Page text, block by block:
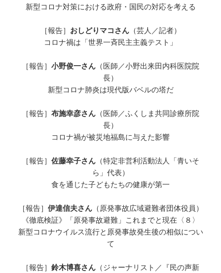
新型コロナ対策における政府・国民の対応を考える
［報告］ おしどりマコさん（芸人／記者）
コロナ禍は「世界一斉民主主義テスト」
［報告］ 小野俊一さん （医師／小野出来田内科医院院
長）
新型コロナ肺炎は現代版バベルの塔だ
［報告］ 布施幸彦さん （医師／ふくしま共同診療所院
長）
コロナ禍が被災地福島に与えた影響
［報告］ 佐藤幸子さん （特定非営利活動法人「青いそ
ら」代表）
食を通じた子どもたちの健康が第一
［報告］ 伊達信夫さん（原発事故広域避難者団体役員）
《徹底検証》「原発事故避難」これまでと現在〈８〉
新型コロナウイルス流行と原発事故発生後の相似につい
て
［報告］ 鈴木博喜さん （ジャーナリスト／『民の声新